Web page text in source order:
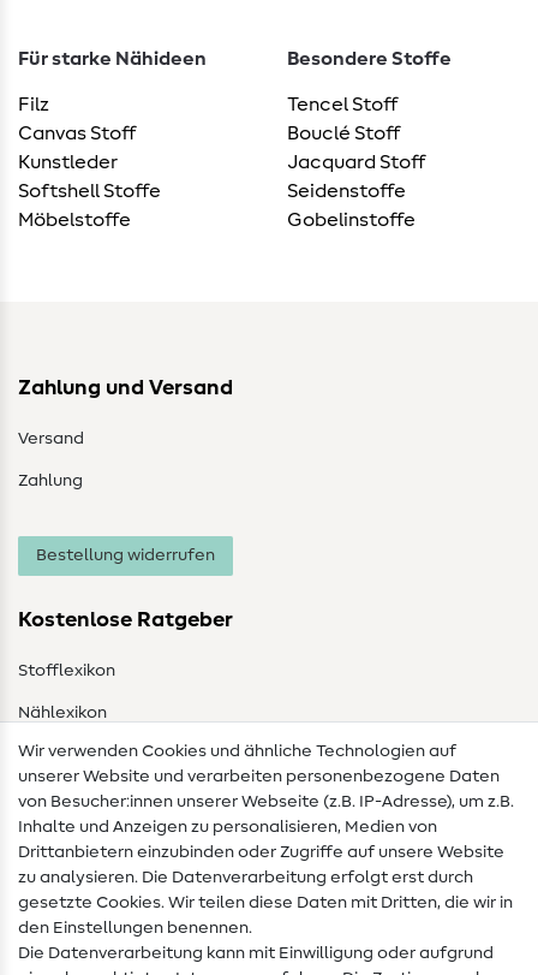
Für starke Nähideen
Filz
Canvas Stoff
Kunstleder
Softshell Stoffe
Möbelstoffe
Besondere Stoffe
Tencel Stoff
Bouclé Stoff
Jacquard Stoff
Seidenstoffe
Gobelinstoffe
Zahlung und Versand
Versand
Zahlung
Bestellung widerrufen
Kostenlose Ratgeber
Stofflexikon
Nählexikon
Nähanleitungen
Hilfe & Kontakt
Kontakt
Infos zum Betreiberwechsel
Wir verwenden Cookies und ähnliche Technologien auf
unserer Website und verarbeiten personenbezogene Daten
von Besucher:innen unserer Webseite (z.B. IP-Adresse), um z.B.
Inhalte und Anzeigen zu personalisieren, Medien von
Drittanbietern einzubinden oder Zugriffe auf unsere Website
zu analysieren. Die Datenverarbeitung erfolgt erst durch
gesetzte Cookies. Wir teilen diese Daten mit Dritten, die wir in
den Einstellungen benennen.
Die Datenverarbeitung kann mit Einwilligung oder aufgrund